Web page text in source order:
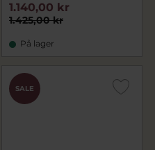
1.425,00 kr
1.140,00 kr
På lager
SALE